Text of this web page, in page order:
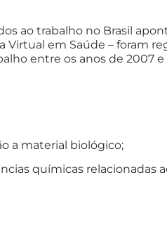
ao trabalho no Brasil
em Saúde – foram
entre os anos de 2007 e
a material biológico;
químicas relacionadas